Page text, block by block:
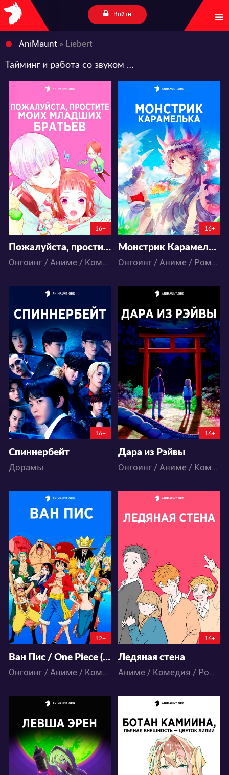
Войти
AniMaunt » Liebert
Тайминг и работа со звуком от Liebert
14477
34 18
5:7:53:40
16+
Пожалуйста, простите моих младших братьев
Онгоинг / Аниме / Комедия / Романтика / Сёдзё
14754
54 27
4:8:6:40
16+
Монстрик Карамелька
Онгоинг / Аниме / Романтика / Школа
2161
12 8
4:7:38:40
16+
Спиннербейт
Дорамы
15805
25 8
4:7:37:40
16+
Дара из Рэйвы
Онгоинг / Аниме / Комедия
2101008
871 4813
6:37:40
12+
Ван Пис / One Piece (892-... В НАШЕЙ ОЗВУЧКЕ)
Онгоинг / Аниме / Комедия / Приключения / Сёнэн / Фэнтези / Экшен
11571
79 31
16+
Ледяная стена
Аниме / Комедия / Романтика / Школа
4904 12852